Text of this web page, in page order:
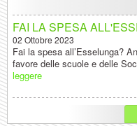
FAI LA SPESA
02 Ottobre 2023
Fai la spesa all’Esselunga?
favore delle scuole e delle
leggere